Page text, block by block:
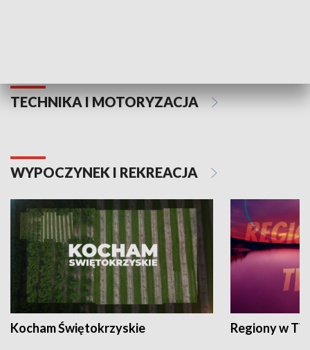
TECHNIKA I MOTORYZACJA
WYPOCZYNEK I REKREACJA
Kocham Świętokrzyskie Regiony w